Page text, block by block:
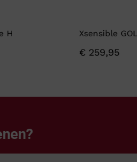
H Xsensible
€ 259,95